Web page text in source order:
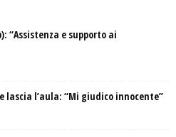
“Assistenza e supporto ai
lascia l’aula: “Mi giudico innocente”